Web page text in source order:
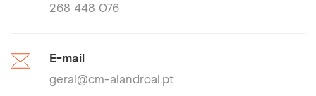
268 448 076
E-mail
geral@cm-alandroal.pt